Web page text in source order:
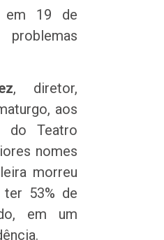
em 19 de
, diretor,
aos
do Teatro
nomes
morreu
53% de
em um